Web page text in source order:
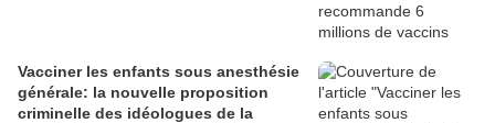
Vacciner les enfants sous anesthésie
générale: la nouvelle proposition
criminelle des idéologues de la